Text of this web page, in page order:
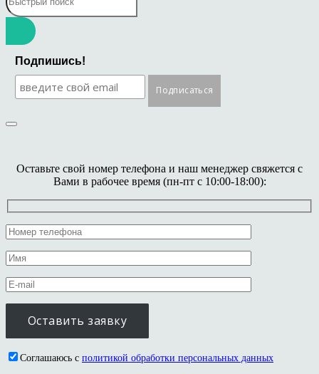
Подпишись!
Оставьте свой номер телефона и наш менеджер свяжется с
Вами в рабочее время (пн-пт с 10:00-18:00):
Соглашаюсь с политикой обработки персональных данных